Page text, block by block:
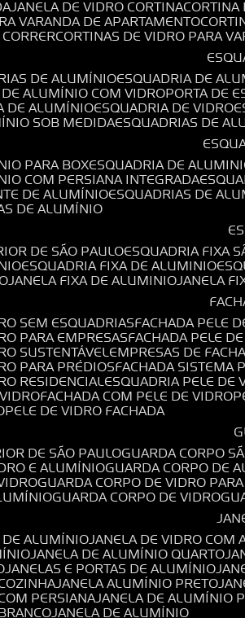
JANELA DE VIDRO CORTINA
VARANDA DE APARTAMENTO
CORTINAS DE VIDRO PARA
DE ALUMÍNIO ESQUADRIA DE
DE ALUMÍNIO COM VIDRO PORTA DE
DE ALUMÍNIO ESQUADRIA DE VIDRO
SOB MEDIDA ESQUADRIAS DE
PARA BOX ESQUADRIA DE
COM PERSIANA INTEGRADA
DE ALUMÍNIO ESQUADRIAS DE
DE ALUMÍNIO
DE SÃO PAULO ESQUADRIA FIXA
ESQUADRIA FIXA DE ALUMINIO
JANELA FIXA DE ALUMINIO JANELA
SEM ESQUADRIAS FACHADA PELE
PARA EMPRESAS FACHADA PELE
SUSTENTÁVEL EMPRESAS DE
PARA PRÉDIOS FACHADA SISTEMA
RESIDENCIAL ESQUADRIA PELE DE
FACHADA COM PELE DE VIDRO
PELE DE VIDRO FACHADA
DE SÃO PAULO GUARDA CORPO
E ALUMÍNIO GUARDA CORPO DE
GUARDA CORPO DE VIDRO
GUARDA CORPO DE VIDRO
DE ALUMÍNIO JANELA DE VIDRO COM
JANELA DE ALUMÍNIO QUARTO
JANELAS E PORTAS DE ALUMÍNIO
JANELA ALUMÍNIO PRETO
PERSIANA JANELA DE ALUMÍNIO
JANELA DE ALUMÍNIO